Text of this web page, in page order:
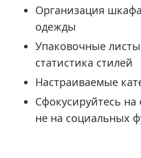
Организация
одежды
Упаковочные
статистика стилей
Настраиваемые
Сфокусируйтесь
не на социальных